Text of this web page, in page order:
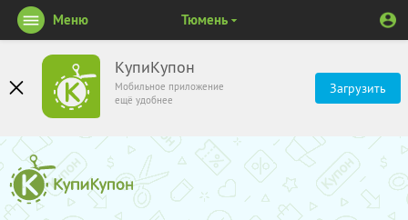
КупиКупон
Мобильное приложение
ещё удобнее
Загрузить
Меню Тюмень